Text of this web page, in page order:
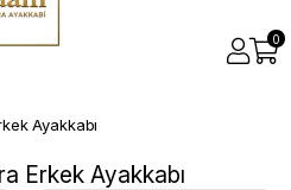
0
Ayakkabı
Erkek Ayakkabı